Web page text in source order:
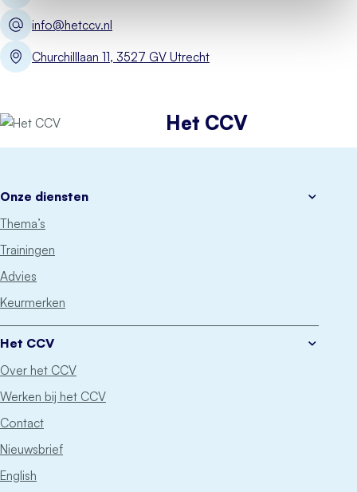
info@hetccv.nl
Churchilllaan 11, 3527 GV Utrecht
Het CCV
Onze diensten
Thema’s
Trainingen
Advies
Keurmerken
Het CCV
Over het CCV
Werken bij het CCV
Contact
Nieuwsbrief
English